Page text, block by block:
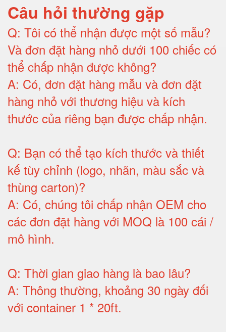
Câu hỏi thường gặp
Q: Tôi có thể nhận được một số mẫu?
Và đơn đặt hàng nhỏ dưới 100 chiếc có
thể chấp nhận được không?
A: Có, đơn đặt hàng mẫu và đơn đặt
hàng nhỏ với thương hiệu và kích
thước của riêng bạn được chấp nhận.
Q: Bạn có thể tạo kích thước và thiết
kế tùy chỉnh (logo, nhãn, màu sắc và
thùng carton)?
A: Có, chúng tôi chấp nhận OEM cho
các đơn đặt hàng với MOQ là 100 cái /
mô hình.
Q: Thời gian giao hàng là bao lâu?
A: Thông thường, khoảng 30 ngày đối
với container 1 * 20ft.